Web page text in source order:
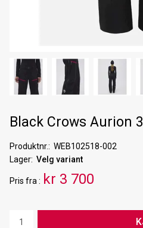
Black Crows Aurion
Produktnr.
WEB102518-002
Lager Velg variant
Pris fra kr 3 700